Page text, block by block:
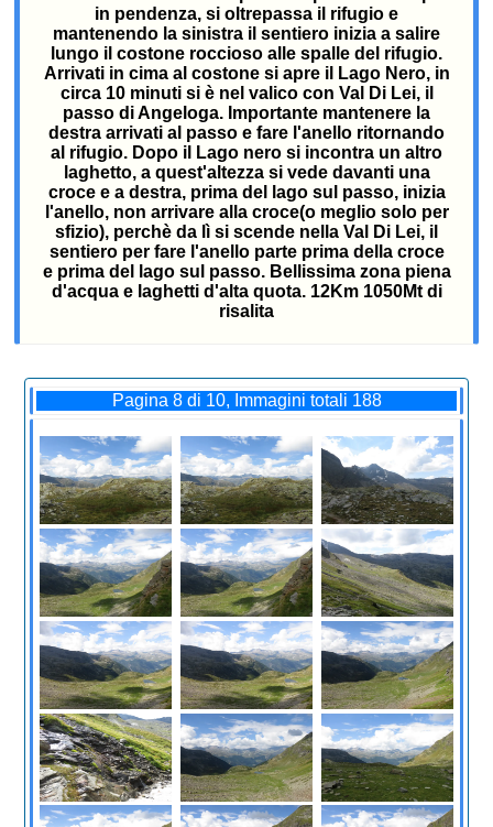
in pendenza, si oltrepassa il rifugio e
mantenendo la sinistra il sentiero inizia a salire
lungo il costone roccioso alle spalle del rifugio.
Arrivati in cima al costone si apre il Lago Nero, in
circa 10 minuti si è nel valico con Val Di Lei, il
passo di Angeloga. Importante mantenere la
destra arrivati al passo e fare l'anello ritornando
al rifugio. Dopo il Lago nero si incontra un altro
laghetto, a quest'altezza si vede davanti una
croce e a destra, prima del lago sul passo, inizia
l'anello, non arrivare alla croce(o meglio solo per
sfizio), perchè da lì si scende nella Val Di Lei, il
sentiero per fare l'anello parte prima della croce
e prima del lago sul passo. Bellissima zona piena
d'acqua e laghetti d'alta quota. 12Km 1050Mt di
risalita
Pagina 8 di 10, Immagini totali 188